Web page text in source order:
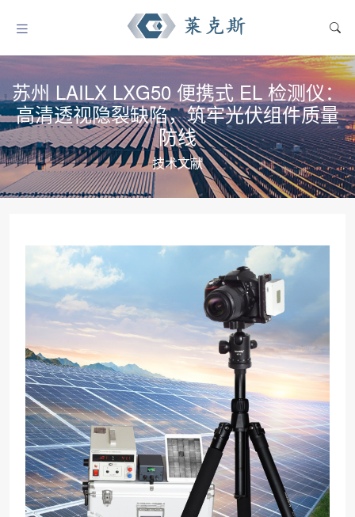
苏州 LAILX LXG50 便携式 EL 检测仪：
高清透视隐裂缺陷，筑牢光伏组件质量
防线
技术文献